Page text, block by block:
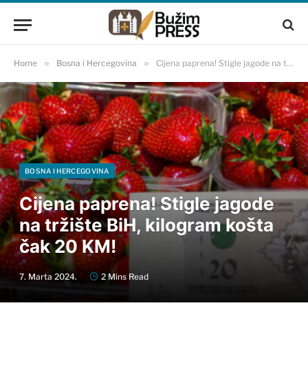
Home » Bosna i Hercegovina » Cijena paprena! Stigle jagode na tržište BiH, kilogram košta čak 20 KM!
BOSNA I HERCEGOVINA
Cijena paprena! Stigle jagode
na tržište BiH, kilogram košta
čak 20 KM!
7. Marta 2024. 2 Mins Read